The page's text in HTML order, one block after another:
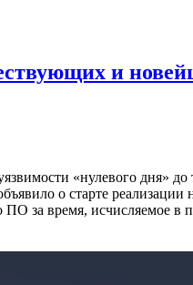
и
«нулевого дня» до
о старте реализации
за время, исчисляемое в